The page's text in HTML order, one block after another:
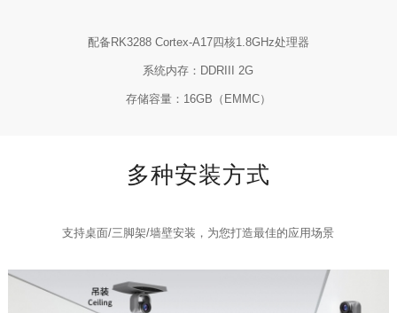
配备RK3288 Cortex-A17四核1.8GHz处理器
系统内存：DDRIII 2G
存储容量：16GB（EMMC）
多种安装方式
支持桌面/三脚架/墙壁安装，为您打造最佳的应用场景